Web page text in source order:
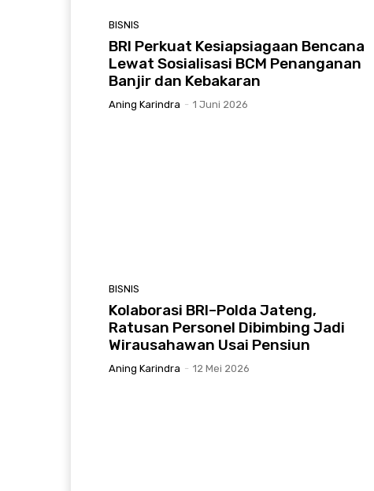
BISNIS
BRI Perkuat Kesiapsiagaan Bencana
Lewat Sosialisasi BCM Penanganan
Banjir dan Kebakaran
Aning Karindra - 1 Juni 2026
BISNIS
Kolaborasi BRI–Polda Jateng,
Ratusan Personel Dibimbing Jadi
Wirausahawan Usai Pensiun
Aning Karindra - 12 Mei 2026